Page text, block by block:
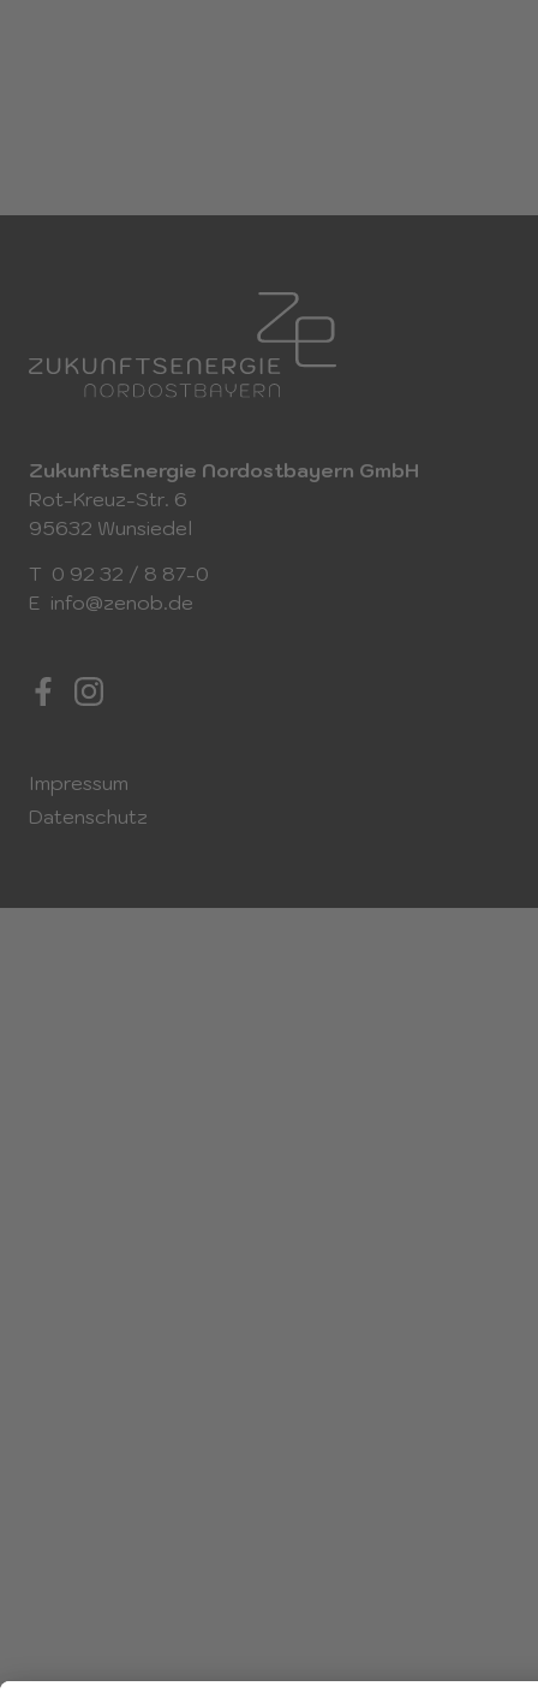
ZukunftsEnergie Nordostbayern GmbH
Rot-Kreuz-Str. 6
95632 Wunsiedel
T 0 92 32 / 8 87-0
E info@zenob.de
Impressum
Datenschutz